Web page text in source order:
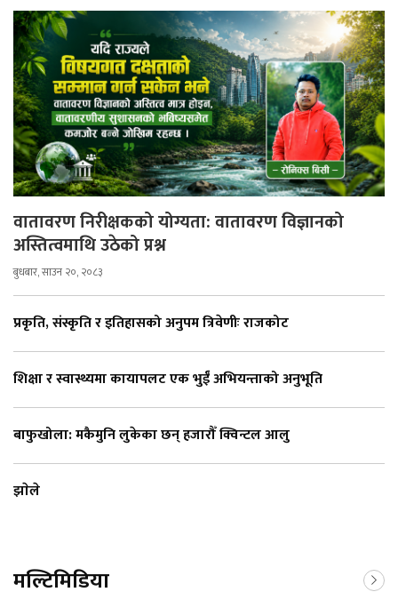
वातावरण निरीक्षकको योग्यता: वातावरण विज्ञानको
अस्तित्वमाथि उठेको प्रश्न
बुधबार, साउन २०, २०८३
प्रकृति, संस्कृति र इतिहासको अनुपम त्रिवेणीः राजकोट
शिक्षा र स्वास्थ्यमा कायापलट एक भुईँ अभियन्ताको अनुभूति
बाफुखोला: मकैमुनि लुकेका छन् हजारौँ क्विन्टल आलु
झाेले
मल्टिमिडिया